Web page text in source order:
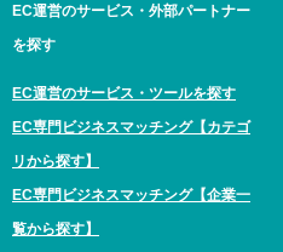
EC運営のサービス・外部パートナー
を探す
EC運営のサービス・ツールを探す
EC専門ビジネスマッチング【カテゴ
リから探す】
EC専門ビジネスマッチング【企業一
覧から探す】